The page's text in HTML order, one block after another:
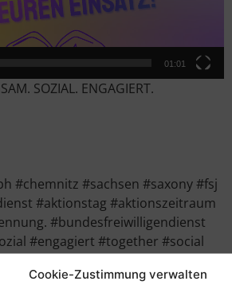
Cookie-Zustimmung verwalten
01:01
SOZIAL. ENGAGIERT.
#chemnitz #sachsen #saxony #fsj
#aktionstag #aktionszeitraum
#bundesfreiwilligendienst
#engagiert #together #social